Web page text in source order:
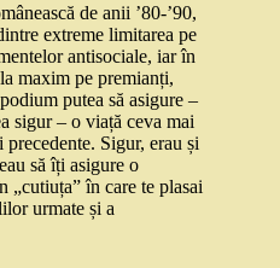
de anii ’80-’90,
extreme limitarea pe
antisociale, iar în
maxim pe premianți,
putea să asigure –
sigur – o viață ceva mai
precedente. Sigur, erau și
să îți asigure o
„cutiuța” în care te plasai
urmate și a